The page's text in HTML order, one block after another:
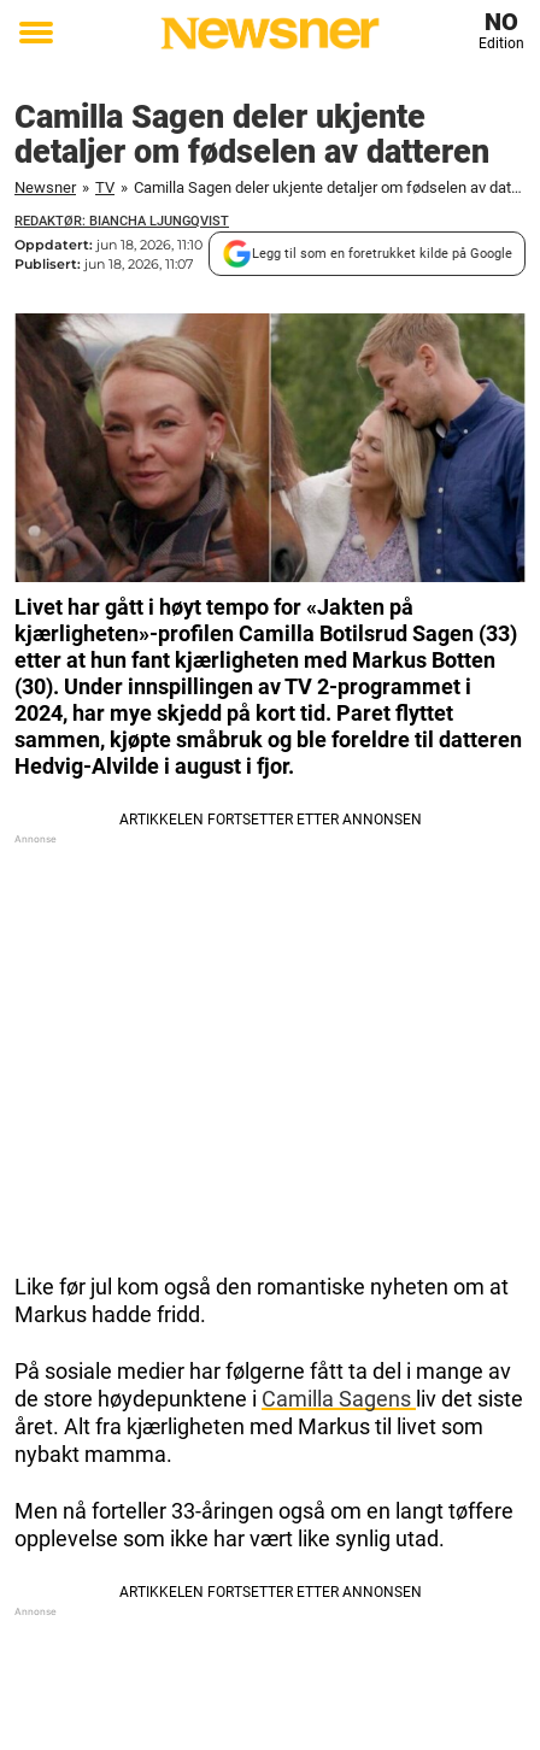
Toggle
NO
Edition
Camilla Sagen deler ukjente
detaljer om fødselen av datteren
Newsner » TV » Camilla Sagen deler ukjente detaljer om fødselen av datteren
REDAKTØR: BIANCHA LJUNGQVIST
Oppdatert: jun 18, 2026, 11:10
Publisert: jun 18, 2026, 11:07
Legg til som en foretrukket kilde på Google
Livet har gått i høyt tempo for «Jakten på
kjærligheten»-profilen Camilla Botilsrud Sagen (33)
etter at hun fant kjærligheten med Markus Botten
(30). Under innspillingen av TV 2-programmet i
2024, har mye skjedd på kort tid. Paret flyttet
sammen, kjøpte småbruk og ble foreldre til datteren
Hedvig-Alvilde i august i fjor.
Like før jul kom også den romantiske nyheten om at
Markus hadde fridd.
På sosiale medier har følgerne fått ta del i mange av
de store høydepunktene i Camilla Sagens liv det siste
året. Alt fra kjærligheten med Markus til livet som
nybakt mamma.
Men nå forteller 33-åringen også om en langt tøffere
opplevelse som ikke har vært like synlig utad.